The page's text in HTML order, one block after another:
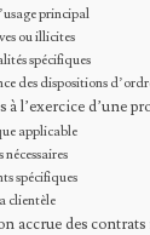
principal
ou illicites
spécifiques
des dispositions
à l’exercice d’une
applicable
spécifiques
clientèle
accrue des